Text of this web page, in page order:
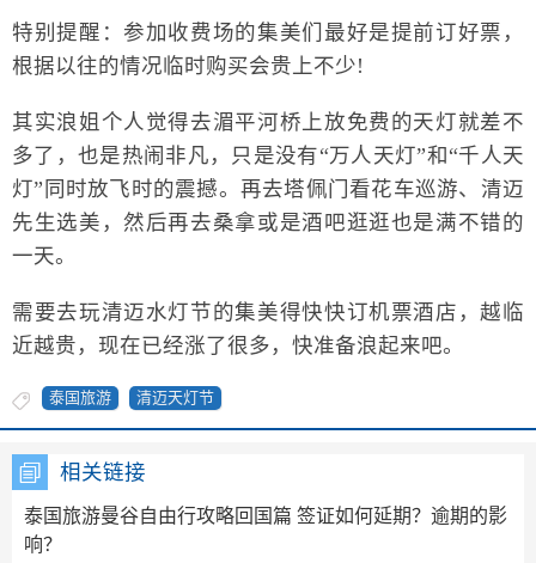
特别提醒：参加收费场的集美们最好是提前订好票，
根据以往的情况临时购买会贵上不少!
其实浪姐个人觉得去湄平河桥上放免费的天灯就差不
多了，也是热闹非凡，只是没有“万人天灯”和“千人天
灯”同时放飞时的震撼。再去塔佩门看花车巡游、清迈
先生选美，然后再去桑拿或是酒吧逛逛也是满不错的
一天。
需要去玩清迈水灯节的集美得快快订机票酒店，越临
近越贵，现在已经涨了很多，快准备浪起来吧。
泰国旅游 清迈天灯节
相关链接
泰国旅游曼谷自由行攻略回国篇 签证如何延期？逾期的影
响？